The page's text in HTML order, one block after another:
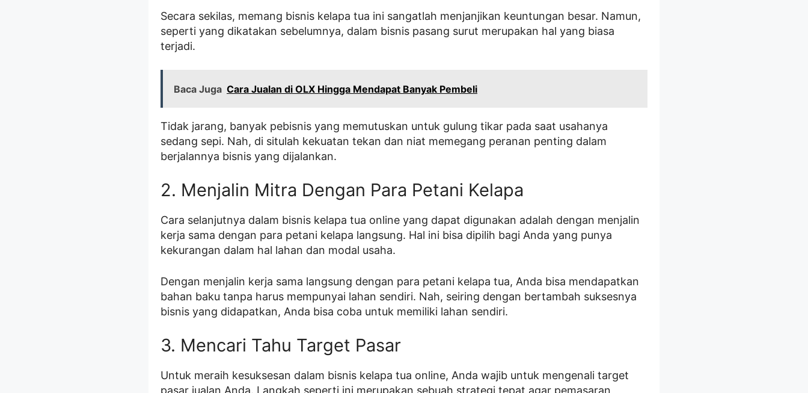
Secara sekilas, memang bisnis kelapa tua ini sangatlah menjanjikan keuntungan besar. Namun,
seperti yang dikatakan sebelumnya, dalam bisnis pasang surut merupakan hal yang biasa
terjadi.
Baca Juga Cara Jualan di OLX Hingga Mendapat Banyak Pembeli
Tidak jarang, banyak pebisnis yang memutuskan untuk gulung tikar pada saat usahanya
sedang sepi. Nah, di situlah kekuatan tekan dan niat memegang peranan penting dalam
berjalannya bisnis yang dijalankan.
2. Menjalin Mitra Dengan Para Petani Kelapa
Cara selanjutnya dalam bisnis kelapa tua online yang dapat digunakan adalah dengan menjalin
kerja sama dengan para petani kelapa langsung. Hal ini bisa dipilih bagi Anda yang punya
kekurangan dalam hal lahan dan modal usaha.
Dengan menjalin kerja sama langsung dengan para petani kelapa tua, Anda bisa mendapatkan
bahan baku tanpa harus mempunyai lahan sendiri. Nah, seiring dengan bertambah suksesnya
bisnis yang didapatkan, Anda bisa coba untuk memiliki lahan sendiri.
3. Mencari Tahu Target Pasar
Untuk meraih kesuksesan dalam bisnis kelapa tua online, Anda wajib untuk mengenali target
pasar jualan Anda. Langkah seperti ini merupakan sebuah strategi tepat agar pemasaran